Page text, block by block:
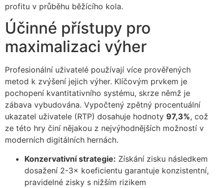
profitu v průběhu běžícího kola.
Účinné přístupy pro
maximalizaci výher
Profesionální uživatelé používají více prověřených
metod k zvýšení jejich výher. Klíčovým prvkem je
pochopení kvantitativního systému, skrze němž je
zábava vybudována. Vypočtený zpětný procentuální
ukazatel uživatele (RTP) dosahuje hodnoty 97,3%, což
ze této hry činí nějakou z nejvýhodnějších možností v
moderních digitálních hernách.
Konzervativní strategie: Získání zisku následkem
dosažení 2-3× koeficientu garantuje konzistentní,
pravidelné zisky s nižším rizikem